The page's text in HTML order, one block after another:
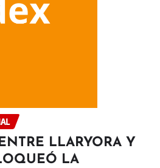
LLARYORA Y
LA